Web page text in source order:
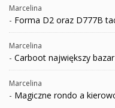
Marcelina
- Forma D2 oraz D777B
Marcelina
- Carboot największy
Marcelina
- Magiczne rondo a